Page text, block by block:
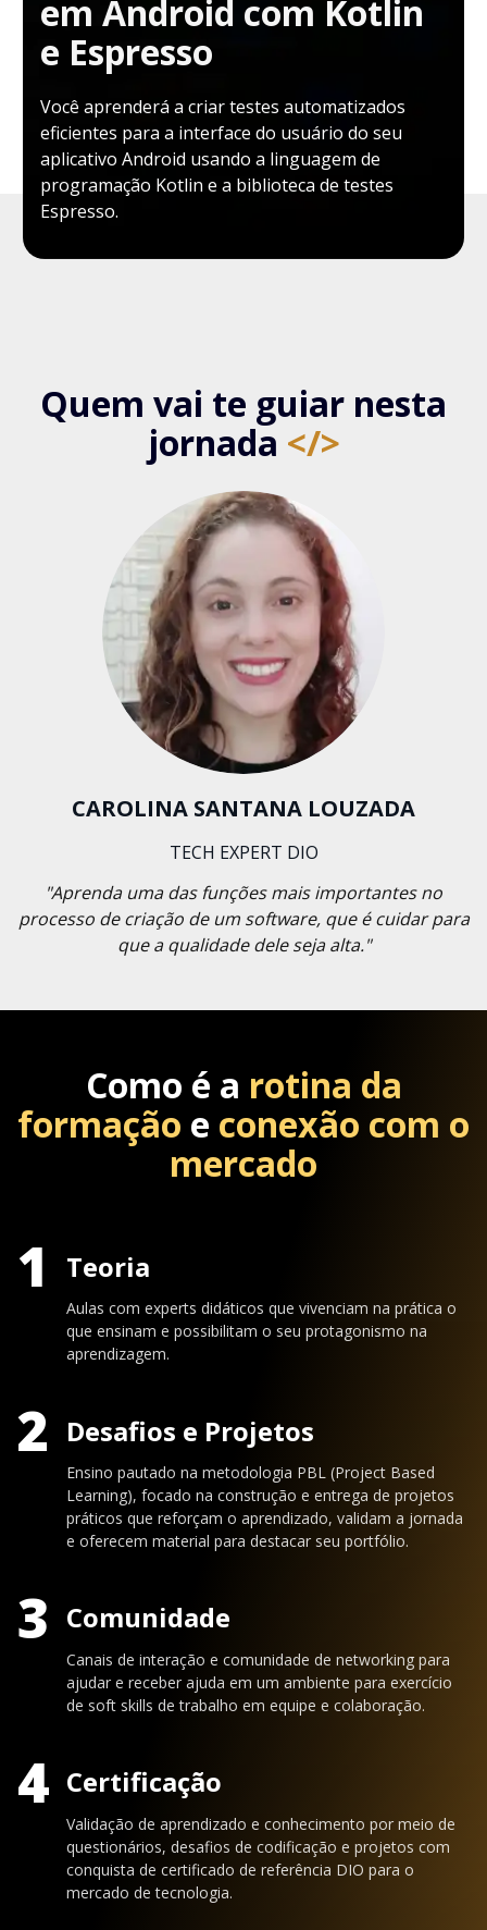
em Android com Kotlin
e Espresso
Você aprenderá a criar testes automatizados
eficientes para a interface do usuário do seu
aplicativo Android usando a linguagem de
programação Kotlin e a biblioteca de testes
Espresso.
Quem vai te guiar nesta
jornada </>
CAROLINA SANTANA LOUZADA
TECH EXPERT DIO
"Aprenda uma das funções mais importantes no
processo de criação de um software, que é cuidar para
que a qualidade dele seja alta."
Como é a rotina da
formação e conexão com o
mercado
1 Teoria
Aulas com experts didáticos que vivenciam na prática o
que ensinam e possibilitam o seu protagonismo na
aprendizagem.
2 Desafios e Projetos
Ensino pautado na metodologia PBL (Project Based
Learning), focado na construção e entrega de projetos
práticos que reforçam o aprendizado, validam a jornada
e oferecem material para destacar seu portfólio.
3 Comunidade
Canais de interação e comunidade de networking para
ajudar e receber ajuda em um ambiente para exercício
de soft skills de trabalho em equipe e colaboração.
4 Certificação
Validação de aprendizado e conhecimento por meio de
questionários, desafios de codificação e projetos com
conquista de certificado de referência DIO para o
mercado de tecnologia.